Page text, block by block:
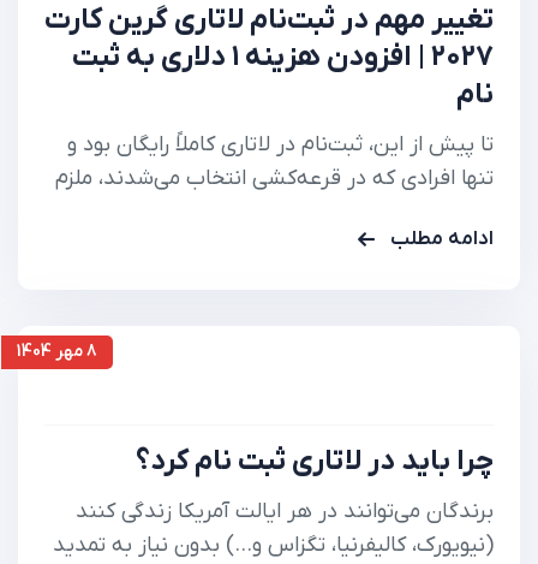
تغییر مهم در ثبت‌نام لاتاری گرین کارت
۲۰۲۷ | افزودن هزینه ۱ دلاری به ثبت
نام
تا پیش از این، ثبت‌نام در لاتاری کاملاً رایگان بود و
تنها افرادی که در قرعه‌کشی انتخاب می‌شدند، ملزم
ادامه مطلب
8 مهر 1404
چرا باید در لاتاری ثبت نام کرد؟
برندگان می‌توانند در هر ایالت آمریکا زندگی کنند
(نیویورک، کالیفرنیا، تگزاس و…) بدون نیاز به تمدید